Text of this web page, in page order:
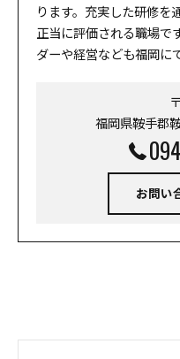
ります。充実した研修を
正当に評価される職場で
ダーや経営なども福岡に
福岡県鞍手郡
お問い